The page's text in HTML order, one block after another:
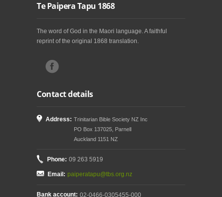
Te Paipera Tapu 1868
The word of God in the Maori language. A faithful
reprint of the original 1868 translation.
Contact details
Address: Trinitarian Bible Society NZ Inc
PO Box 137025, Parnell
Auckland 1151 NZ
Phone: 09 263 5919
Email: paiperatapu@tbs.org.nz
Bank account: 02-0466-0305455-000